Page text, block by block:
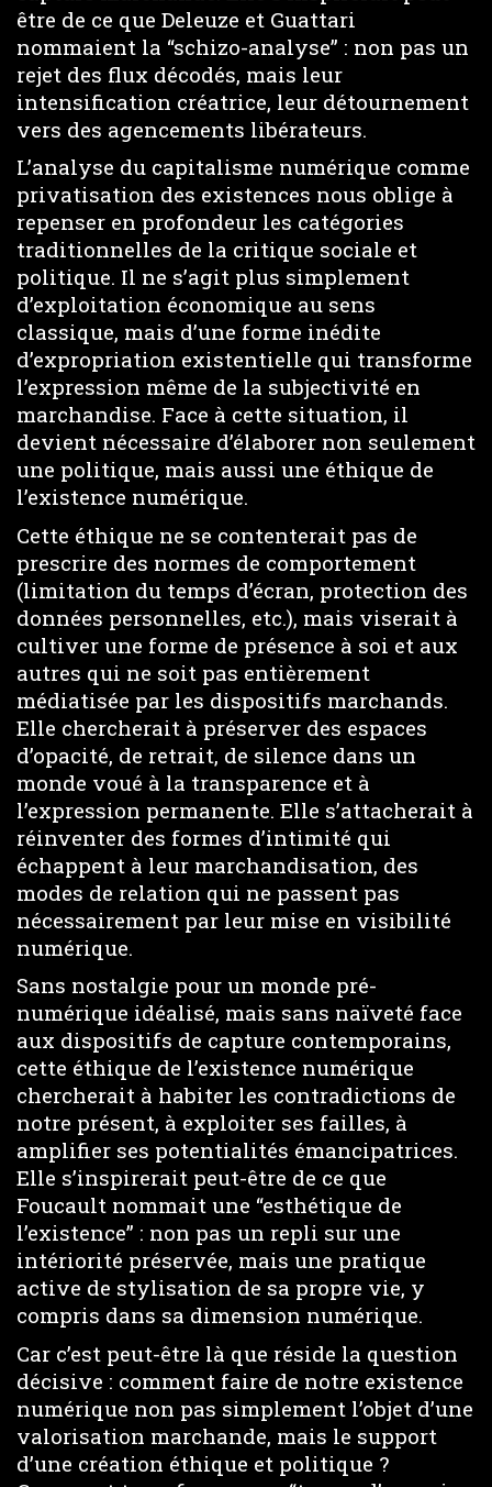
être de ce que Deleuze et Guattari
nommaient la “schizo-analyse” : non pas un
rejet des flux décodés, mais leur
intensification créatrice, leur détournement
vers des agencements libérateurs.
L’analyse du capitalisme numérique comme
privatisation des existences nous oblige à
repenser en profondeur les catégories
traditionnelles de la critique sociale et
politique. Il ne s’agit plus simplement
d’exploitation économique au sens
classique, mais d’une forme inédite
d’expropriation existentielle qui transforme
l’expression même de la subjectivité en
marchandise. Face à cette situation, il
devient nécessaire d’élaborer non seulement
une politique, mais aussi une éthique de
l’existence numérique.
Cette éthique ne se contenterait pas de
prescrire des normes de comportement
(limitation du temps d’écran, protection des
données personnelles, etc.), mais viserait à
cultiver une forme de présence à soi et aux
autres qui ne soit pas entièrement
médiatisée par les dispositifs marchands.
Elle chercherait à préserver des espaces
d’opacité, de retrait, de silence dans un
monde voué à la transparence et à
l’expression permanente. Elle s’attacherait à
réinventer des formes d’intimité qui
échappent à leur marchandisation, des
modes de relation qui ne passent pas
nécessairement par leur mise en visibilité
numérique.
Sans nostalgie pour un monde pré-
numérique idéalisé, mais sans naïveté face
aux dispositifs de capture contemporains,
cette éthique de l’existence numérique
chercherait à habiter les contradictions de
notre présent, à exploiter ses failles, à
amplifier ses potentialités émancipatrices.
Elle s’inspirerait peut-être de ce que
Foucault nommait une “esthétique de
l’existence” : non pas un repli sur une
intériorité préservée, mais une pratique
active de stylisation de sa propre vie, y
compris dans sa dimension numérique.
Car c’est peut-être là que réside la question
décisive : comment faire de notre existence
numérique non pas simplement l’objet d’une
valorisation marchande, mais le support
d’une création éthique et politique ?